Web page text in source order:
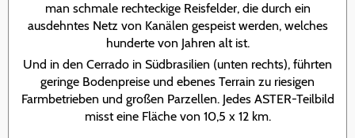
man schmale rechteckige Reisfelder, die durch ein
ausdehntes Netz von Kanälen gespeist werden, welches
hunderte von Jahren alt ist.
Und in den Cerrado in Südbrasilien (unten rechts), führten
geringe Bodenpreise und ebenes Terrain zu riesigen
Farmbetrieben und großen Parzellen. Jedes ASTER-Teilbild
misst eine Fläche von 10,5 x 12 km.